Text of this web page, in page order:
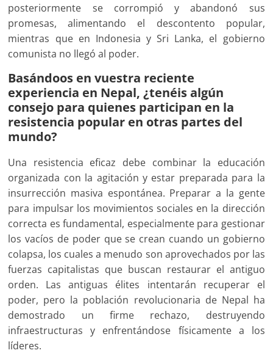
posteriormente se corrompió y abandonó sus
promesas, alimentando el descontento popular,
mientras que en Indonesia y Sri Lanka, el gobierno
comunista no llegó al poder.
Basándoos en vuestra reciente
experiencia en Nepal, ¿tenéis algún
consejo para quienes participan en la
resistencia popular en otras partes del
mundo?
Una resistencia eficaz debe combinar la educación
organizada con la agitación y estar preparada para la
insurrección masiva espontánea. Preparar a la gente
para impulsar los movimientos sociales en la dirección
correcta es fundamental, especialmente para gestionar
los vacíos de poder que se crean cuando un gobierno
colapsa, los cuales a menudo son aprovechados por las
fuerzas capitalistas que buscan restaurar el antiguo
orden. Las antiguas élites intentarán recuperar el
poder, pero la población revolucionaria de Nepal ha
demostrado un firme rechazo, destruyendo
infraestructuras y enfrentándose físicamente a los
líderes.